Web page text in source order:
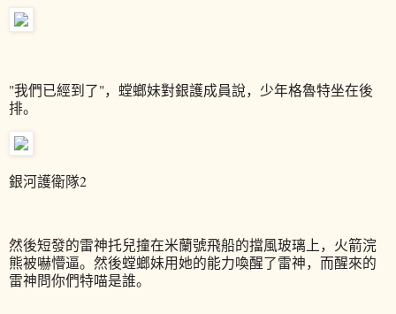
"我們已經到了"，螳螂妹對銀護成員說，少年格魯特坐在後
排。
銀河護衛隊2
然後短發的雷神托兒撞在米蘭號飛船的擋風玻璃上，火箭浣
熊被嚇懵逼。然後螳螂妹用她的能力喚醒了雷神，而醒來的
雷神問你們特喵是誰。